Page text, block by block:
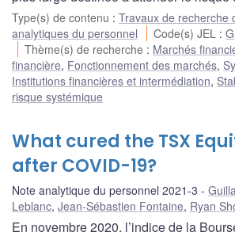
Type(s) de contenu : Travaux de recherche
analytiques du personnel
Code(s) JEL :G
Thème(s) de recherche : Marchés
financière, Fonctionnement des marchés,
Institutions financières et intermédiation,
risque systémique
What cured the TSX
after COVID-19?
Note analytique du personnel 2021-3
Leblanc, Jean-Sébastien Fontaine, Ryan
En novembre 2020, l’indice de la